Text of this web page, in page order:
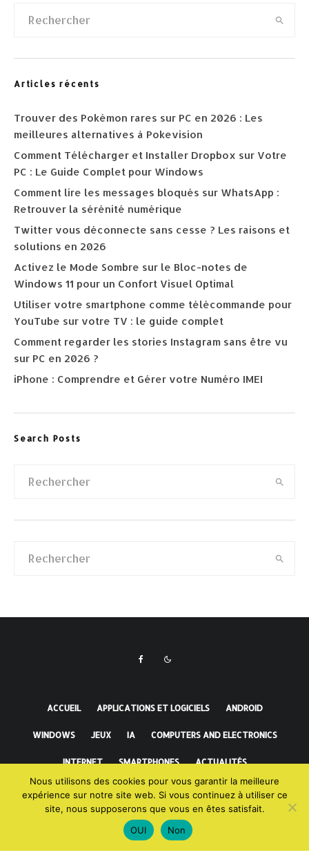
Articles récents
Trouver des Pokémon rares sur PC en 2026 : Les
meilleures alternatives à Pokevision
Comment Télécharger et Installer Dropbox sur Votre
PC : Le Guide Complet pour Windows
Comment lire les messages bloqués sur WhatsApp :
Retrouver la sérénité numérique
Twitter vous déconnecte sans cesse ? Les raisons et
solutions en 2026
Activez le Mode Sombre sur le Bloc-notes de
Windows 11 pour un Confort Visuel Optimal
Utiliser votre smartphone comme télécommande pour
YouTube sur votre TV : le guide complet
Comment regarder les stories Instagram sans être vu
sur PC en 2026 ?
iPhone : Comprendre et Gérer votre Numéro IMEI
Search Posts
ACCUEIL APPLICATIONS ET LOGICIELS ANDROID
WINDOWS JEUX IA COMPUTERS AND ELECTRONICS
INTERNET SMARTPHONES ACTUALITÉS
FAITS INCROYABLES
Nous utilisons des cookies pour vous garantir la meilleure
expérience sur notre site web. Si vous continuez à utiliser ce
site, nous supposerons que vous en êtes satisfait.
OUI
Non